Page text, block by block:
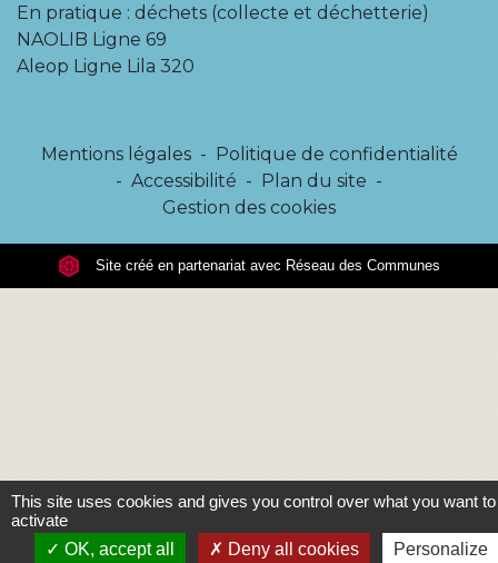
En pratique : déchets (collecte et déchetterie)
NAOLIB Ligne 69
Aleop Ligne Lila 320
Mentions légales - Politique de confidentialité
- Accessibilité - Plan du site -
Gestion des cookies
Site créé en partenariat avec Réseau des Communes
This site uses cookies and gives you control over what you want to
activate
OK, accept all
Deny all cookies Personalize